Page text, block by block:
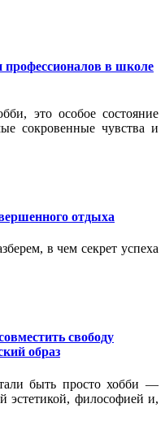
профессионалов в школе
это особое состояние
сокровенные чувства и
отдыха
в чем секрет успеха
свободу
образ
быть просто хобби —
эстетикой, философией и,